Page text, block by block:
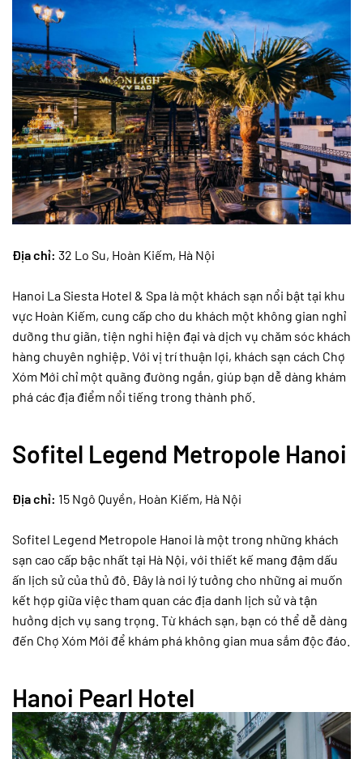
Địa chỉ: 32 Lo Su, Hoàn Kiếm, Hà Nội
Hanoi La Siesta Hotel & Spa là một khách sạn nổi bật tại khu
vực Hoàn Kiếm, cung cấp cho du khách một không gian nghỉ
dưỡng thư giãn, tiện nghi hiện đại và dịch vụ chăm sóc khách
hàng chuyên nghiệp. Với vị trí thuận lợi, khách sạn cách Chợ
Xóm Mới chỉ một quãng đường ngắn, giúp bạn dễ dàng khám
phá các địa điểm nổi tiếng trong thành phố.
Sofitel Legend Metropole Hanoi
Địa chỉ: 15 Ngô Quyền, Hoàn Kiếm, Hà Nội
Sofitel Legend Metropole Hanoi là một trong những khách
sạn cao cấp bậc nhất tại Hà Nội, với thiết kế mang đậm dấu
ấn lịch sử của thủ đô. Đây là nơi lý tưởng cho những ai muốn
kết hợp giữa việc tham quan các địa danh lịch sử và tận
hưởng dịch vụ sang trọng. Từ khách sạn, bạn có thể dễ dàng
đến Chợ Xóm Mới để khám phá không gian mua sắm độc đáo.
Hanoi Pearl Hotel